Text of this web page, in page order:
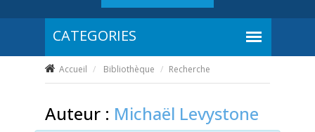
Accueil Bibliothèque Recherche
Auteur : Michaël Levystone